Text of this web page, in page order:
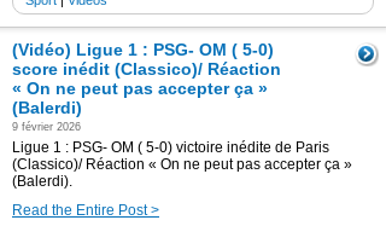
(Vidéo) Ligue 1 : PSG- OM ( 5-0)
score inédit (Classico)/ Réaction
« On ne peut pas accepter ça »
(Balerdi)
9 février 2026
Ligue 1 : PSG- OM ( 5-0) victoire inédite de Paris
(Classico)/ Réaction « On ne peut pas accepter ça »
(Balerdi).
Read the Entire Post >